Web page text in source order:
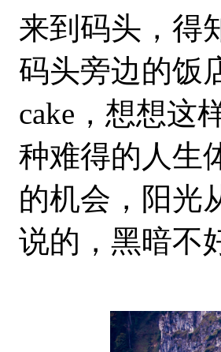
来到码头，得
码头旁边的饭
cake，想想这
种难得的人生
的机会，阳光
说的，黑暗不